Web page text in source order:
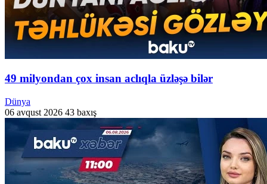
49 milyondan çox insan aclıqla üzləşə bilər
Dünya
06 avqust 2026 43 baxış